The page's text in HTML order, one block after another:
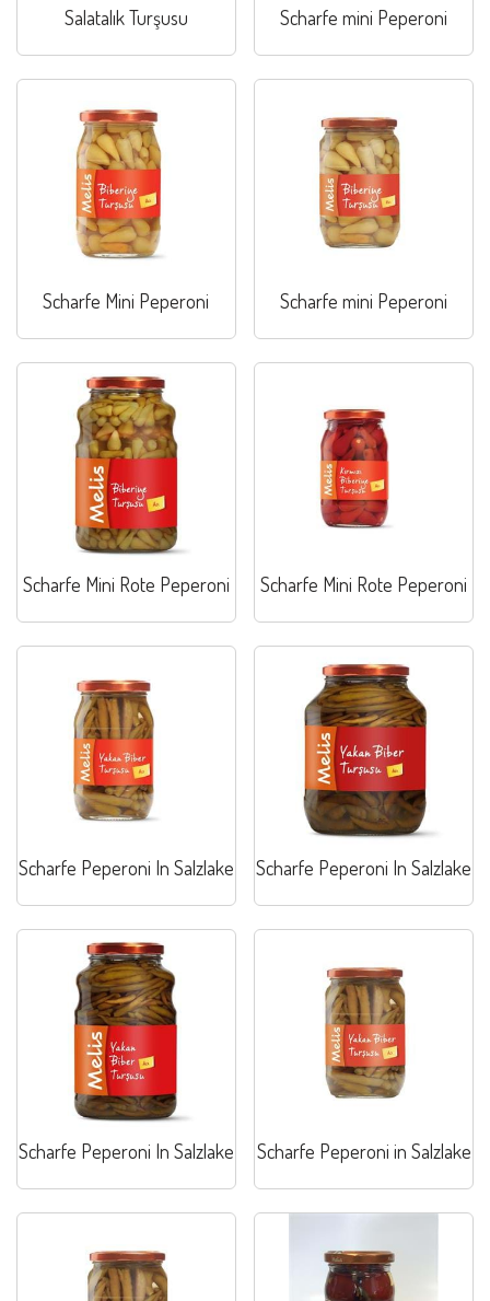
Salatalık Turşusu Scharfe mini Peperoni
Scharfe Mini Peperoni Scharfe mini Peperoni
Scharfe Mini Rote Peperoni Scharfe Mini Rote Peperoni
Scharfe Peperoni In Salzlake Scharfe Peperoni In Salzlake
Scharfe Peperoni In Salzlake Scharfe Peperoni in Salzlake